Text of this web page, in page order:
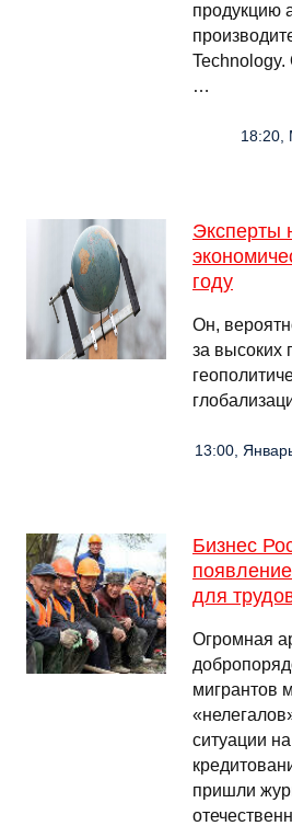
продукцию
Technology.
…
18:20,
Эксперты
году
Он,
за высоких
13:00,
Бизнес
для
Огромная
мигрантов
ситуации
пришли